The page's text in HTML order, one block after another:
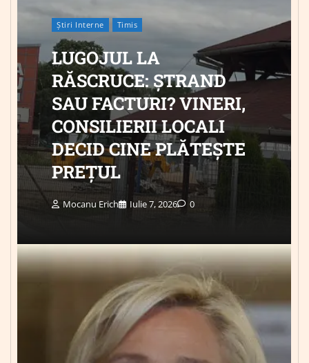
Știri Interne Timis
LUGOJUL LA
RĂSCRUCE: ȘTRAND
SAU FACTURI? VINERI,
CONSILIERII LOCALI
DECID CINE PLĂTEȘTE
PREȚUL
Mocanu Erich Iulie 7, 2026 0